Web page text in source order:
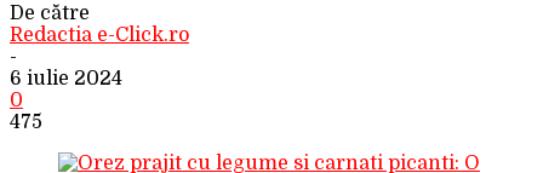
De către
Redactia e-Click.ro
-
6 iulie 2024
0
475